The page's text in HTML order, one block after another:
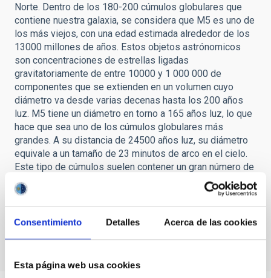
Consentimiento Detalles Acerca de las cookies
Esta página web usa cookies
Norte. Dentro de los 180-200 cúmulos globulares que
contiene nuestra galaxia, se considera que M5 es uno de
los más viejos, con una edad estimada alrededor de los
13000 millones de años. Estos objetos astrónomicos
son concentraciones de estrellas ligadas
gravitatoriamente de entre 10000 y 1 000 000 de
componentes que se extienden en un volumen cuyo
diámetro va desde varias decenas hasta los 200 años
luz. M5 tiene un diámetro en torno a 165 años luz, lo que
hace que sea uno de los cúmulos globulares más
grandes. A su distancia de 24500 años luz, su diámetro
equivale a un tamaño de 23 minutos de arco en el cielo.
Este tipo de cúmulos suelen contener un gran número de
estrellas variables: en el caso de M5 -hasta el momento-
se han detectado 105.